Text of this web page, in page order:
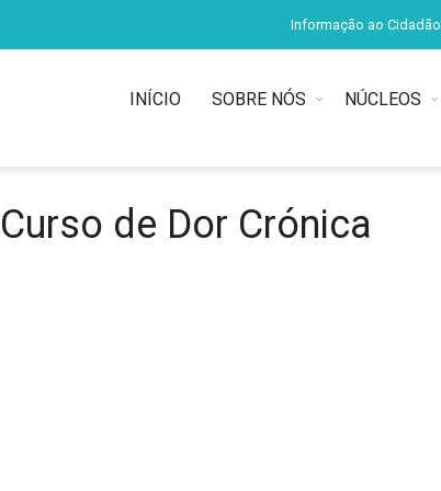
Informação ao Cidadão
INÍCIO SOBRE NÓS NÚCLEOS
de Dor Crónica